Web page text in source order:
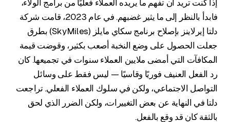
إذا كنت تريد أن تفهم ما يريده العملاء فعليًا من برامج الولاء،
فابدأ بالنظر إلى ما يثير غضبهم. في عام 2023، قامت شركة
دلتا إيرلاينز بإصلاح برنامج سكاي مايلز (SkyMiles) بطرق
جعلت الحصول على وضع النخبة أصعب بكثير، وقوضت قيمة
المكافآت التي أمضى ملايين العملاء سنوات في تجميعها. كان
رد الفعل العنيف فوريًا وقاسيًا — ليس فقط على وسائل
التواصل الاجتماعي، ولكن في سلوك العملاء الفعلي. تراجعت
دلتا في النهاية عن بعض التغييرات، ولكن الضرر الذي لحق
بالثقة كان قد وقع بالفعل.